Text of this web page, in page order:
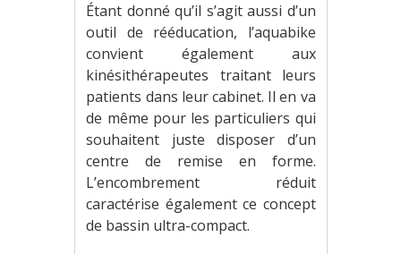
Étant donné qu’il s’agit aussi d’un
outil de rééducation, l’aquabike
convient également aux
kinésithérapeutes traitant leurs
patients dans leur cabinet. Il en va
de même pour les particuliers qui
souhaitent juste disposer d’un
centre de remise en forme.
L’encombrement réduit
caractérise également ce concept
de bassin ultra-compact.